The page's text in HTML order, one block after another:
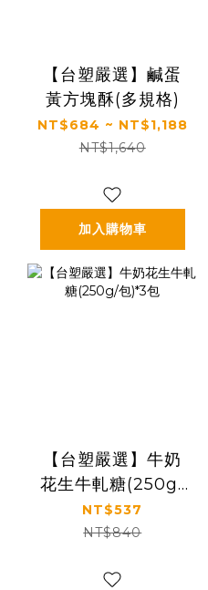
【台塑嚴選】鹹蛋
黃方塊酥(多規格)
NT$684 ~ NT$1,188
NT$1,640
加入購物車
【台塑嚴選】牛奶
花生牛軋糖(250g/
包)*3包
NT$537
NT$840